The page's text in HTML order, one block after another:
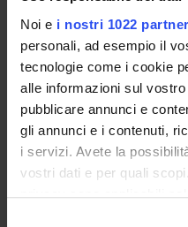
Noi e i nostri 1022 partner
personali, ad esempio il
tecnologie come i cookie
alle informazioni sul
pubblicare annunci e
gli annunci e i contenuti,
i servizi. Avete la
vostri dati e per quali
privacy sono applicabili
Referente
Federico Perali
Referente esterno
Luigi Grossi
Data pubblicazione
9 febbraio 2015